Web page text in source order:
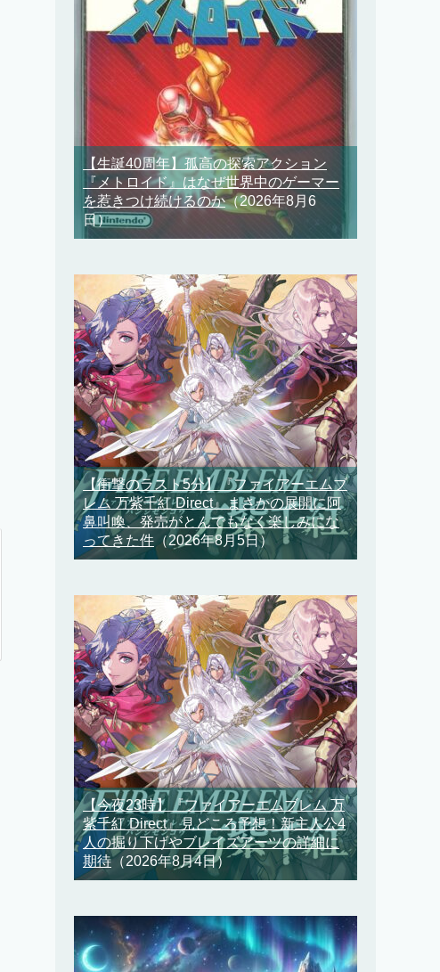
【生誕40周年】孤高の探索アクション
『メトロイド』はなぜ世界中のゲーマー
を惹きつけ続けるのか（2026年8月6
日）
【衝撃のラスト5分】『ファイアーエムブ
レム 万紫千紅 Direct』まさかの展開に阿
鼻叫喚、発売がとんでもなく楽しみにな
ってきた件 （2026年8月5日）
【今夜23時】『ファイアーエムブレム 万
紫千紅 Direct』見どころ予想！新主人公4
人の掘り下げやブレイズアーツの詳細に
期待（2026年8月4日）